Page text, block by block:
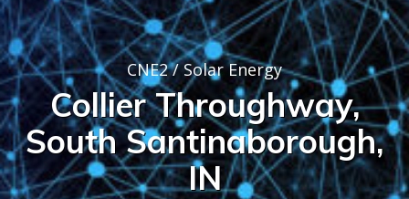
Collier Throughway,
South Santinaborough,
IN
CNE2/Solar Energy